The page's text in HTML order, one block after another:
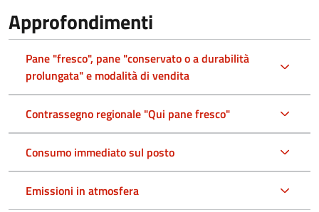
Approfondimenti
Pane "fresco", pane "conservato o a durabilità
prolungata" e modalità di vendita
Contrassegno regionale "Qui pane fresco"
Consumo immediato sul posto
Emissioni in atmosfera